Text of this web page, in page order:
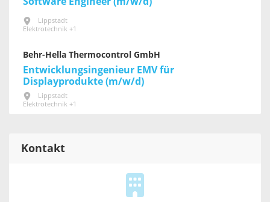
Lippstadt
Elektrotechnik +1
Behr-Hella Thermocontrol GmbH
Entwicklungsingenieur EMV für
Displayprodukte (m/w/d)
Lippstadt
Elektrotechnik +1
Kontakt